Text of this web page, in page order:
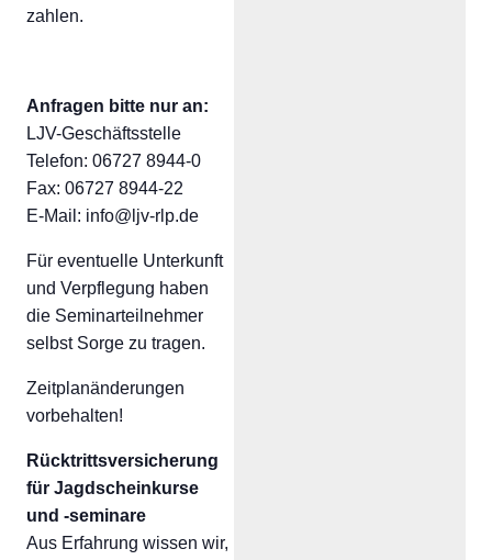
zahlen.
Anfragen bitte nur an:
LJV-Geschäftsstelle
Telefon: 06727 8944-0
Fax: 06727 8944-22
E-Mail: info@ljv-rlp.de
Für eventuelle Unterkunft
und Verpflegung haben
die Seminarteilnehmer
selbst Sorge zu tragen.
Zeitplanänderungen
vorbehalten!
Rücktrittsversicherung
für Jagdscheinkurse
und -seminare
Aus Erfahrung wissen wir,